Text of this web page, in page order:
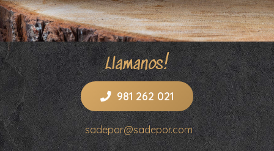
Llamanos!
981 262 021
sadepor@sadepor.com